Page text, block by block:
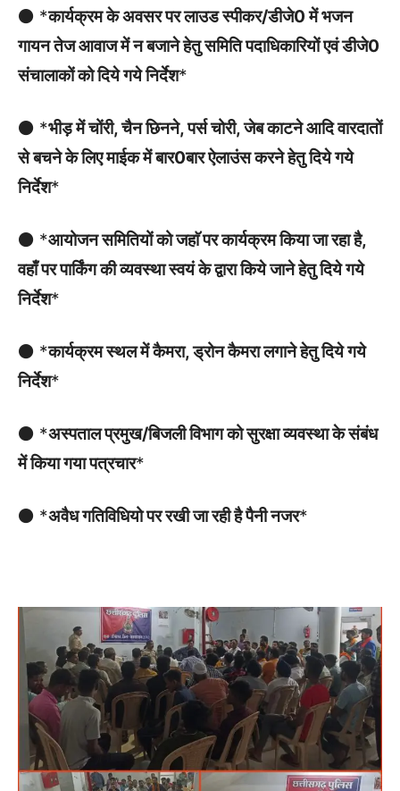
⚫ *कार्यक्रम के अवसर पर लाउड स्पीकर/डीजे0 में भजन
गायन तेज आवाज में न बजाने हेतु समिति पदाधिकारियों एवं डीजे0
संचालाकों को दिये गये निर्देश*
⚫ *भीड़ में चोंरी, चैन छिनने, पर्स चोरी, जेब काटने आदि वारदातों
से बचने के लिए माईक में बार0बार ऐलाउंस करने हेतु दिये गये
निर्देश*
⚫ *आयोजन समितियों को जहाॅ पर कार्यक्रम किया जा रहा है,
वहाँ पर पार्किंग की व्यवस्था स्वयं के द्वारा किये जाने हेतु दिये गये
निर्देश*
⚫ *कार्यक्रम स्थल में कैमरा, ड्रोन कैमरा लगाने हेतु दिये गये
निर्देश*
⚫ *अस्पताल प्रमुख/बिजली विभाग को सुरक्षा व्यवस्था के संबंध
में किया गया पत्रचार*
⚫ *अवैध गतिविधियो पर रखी जा रही है पैनी नजर*